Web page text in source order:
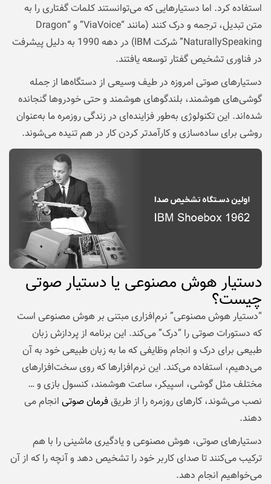
استفاده کرد. اما دستیارهایی که می‌توانستند کلمات گفتاری را به
متن تبدیل، ترجمه و درک کنند (مانند “ViaVoice” و “Dragon
NaturallySpeaking” شرکت IBM) در دهه 1990 به دلیل پیشرفت
در فناوری تشخیص گفتار توسعه یافتند.
دستیارهای صوتی امروزه در طیف وسیعی از دستگاه‌ها از جمله
گوشی‌های هوشمند، بلندگوهای هوشمند و حتی خودروها گنجانده
شده‌اند. این تکنولوژی به‌طور فزاینده‌ای در زندگی روزمره ما به‌عنوان
روشی برای ساده‌سازی و کارآمدتر کردن کار در هم تنیده می‌شوند.
دستیار هوش مصنوعی یا دستیار صوتی
چیست؟
“دستیار هوش مصنوعی” نرم‌افزاری مبتنی بر هوش مصنوعی است
که دستورات صوتی را “درک” می‌کند. این برنامه از پردازش زبان
طبیعی برای درک و انجام وظایفی که ما به زبان طبیعی خود به آن
می‌دهیم، استفاده می‌کند. این نرم‌افزارها که روی سخت‌افزارهای
مختلف مثل گوشی، اسپیکر، ساعت هوشمند، کنسول بازی و …
نصب می‌شوند، کارهای روزمره را از طریقفرمان صوتی انجام می‌
دهند.
دستیارهای صوتی، هوش مصنوعی و یادگیری ماشینی را با هم
ترکیب می‌کنند تا صدای کاربر خود را تشخیص دهد و آنچه را که از آن
می‌خواهیم انجام دهد.